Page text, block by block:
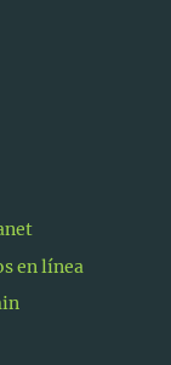
en línea